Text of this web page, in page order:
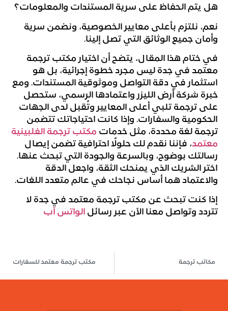
هل يتم الحفاظ على سرية المستندات والمعلومات؟
نعم، نلتزم بأعلى معايير الخصوصية، ونضمن سرية
وأمان جميع الوثائق التي تصل إلينا.
في ختام هذا المقال، يتضح أن اختيار مكتب ترجمة
معتمد في جدة ليس مجرد خطوة إجرائية، بل هو
استثمار في دقة التواصل وموثوقية المستندات. ومع
خبرة شركة أرض الليزر واعتمادها الرسمي، ستحصل
على ترجمة تلبي أعلى المعايير وتُقبل لدى الجهات
الحكومية والسفارات. وإذا كانت احتياجاتك تتضمن
ترجمة لغة محددة، مثل خدمات مكتب ترجمة الفلبينية
معتمد، فإننا نقدم لك حلولًا احترافية تضمن إيصال
رسالتك بوضوح، وبالسرعة والجودة التي تبحث عنها.
اختر الشريك الذي يمنحك الثقة، واجعل الدقة
والاعتماد هما أساس نجاحك في عالم متعدد اللغات.
إذا كنت تبحث عن مكتب ترجمة معتمد في جدة لا
تتردد وتواصل معنا الآن عبر رسائل الواتس آب
مكاتب ترجمة مكتب ترجمة معتمد للسفارات